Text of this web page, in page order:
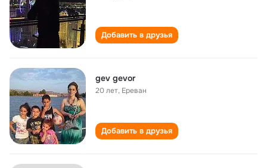
Добавить в друзья
gev gevor
20 лет, Ереван
Добавить в друзья